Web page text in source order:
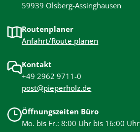
59939 Olsberg-Assinghausen
Routenplaner
Anfahrt/Route planen
Kontakt
+49 2962 9711-0
post@pieperholz.de
Öffnungszeiten Büro
Mo. bis Fr.: 8:00 Uhr bis 16:00 Uhr